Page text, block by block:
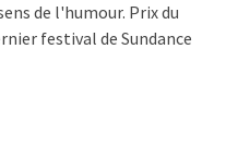
de l'humour. Prix du
festival de Sundance